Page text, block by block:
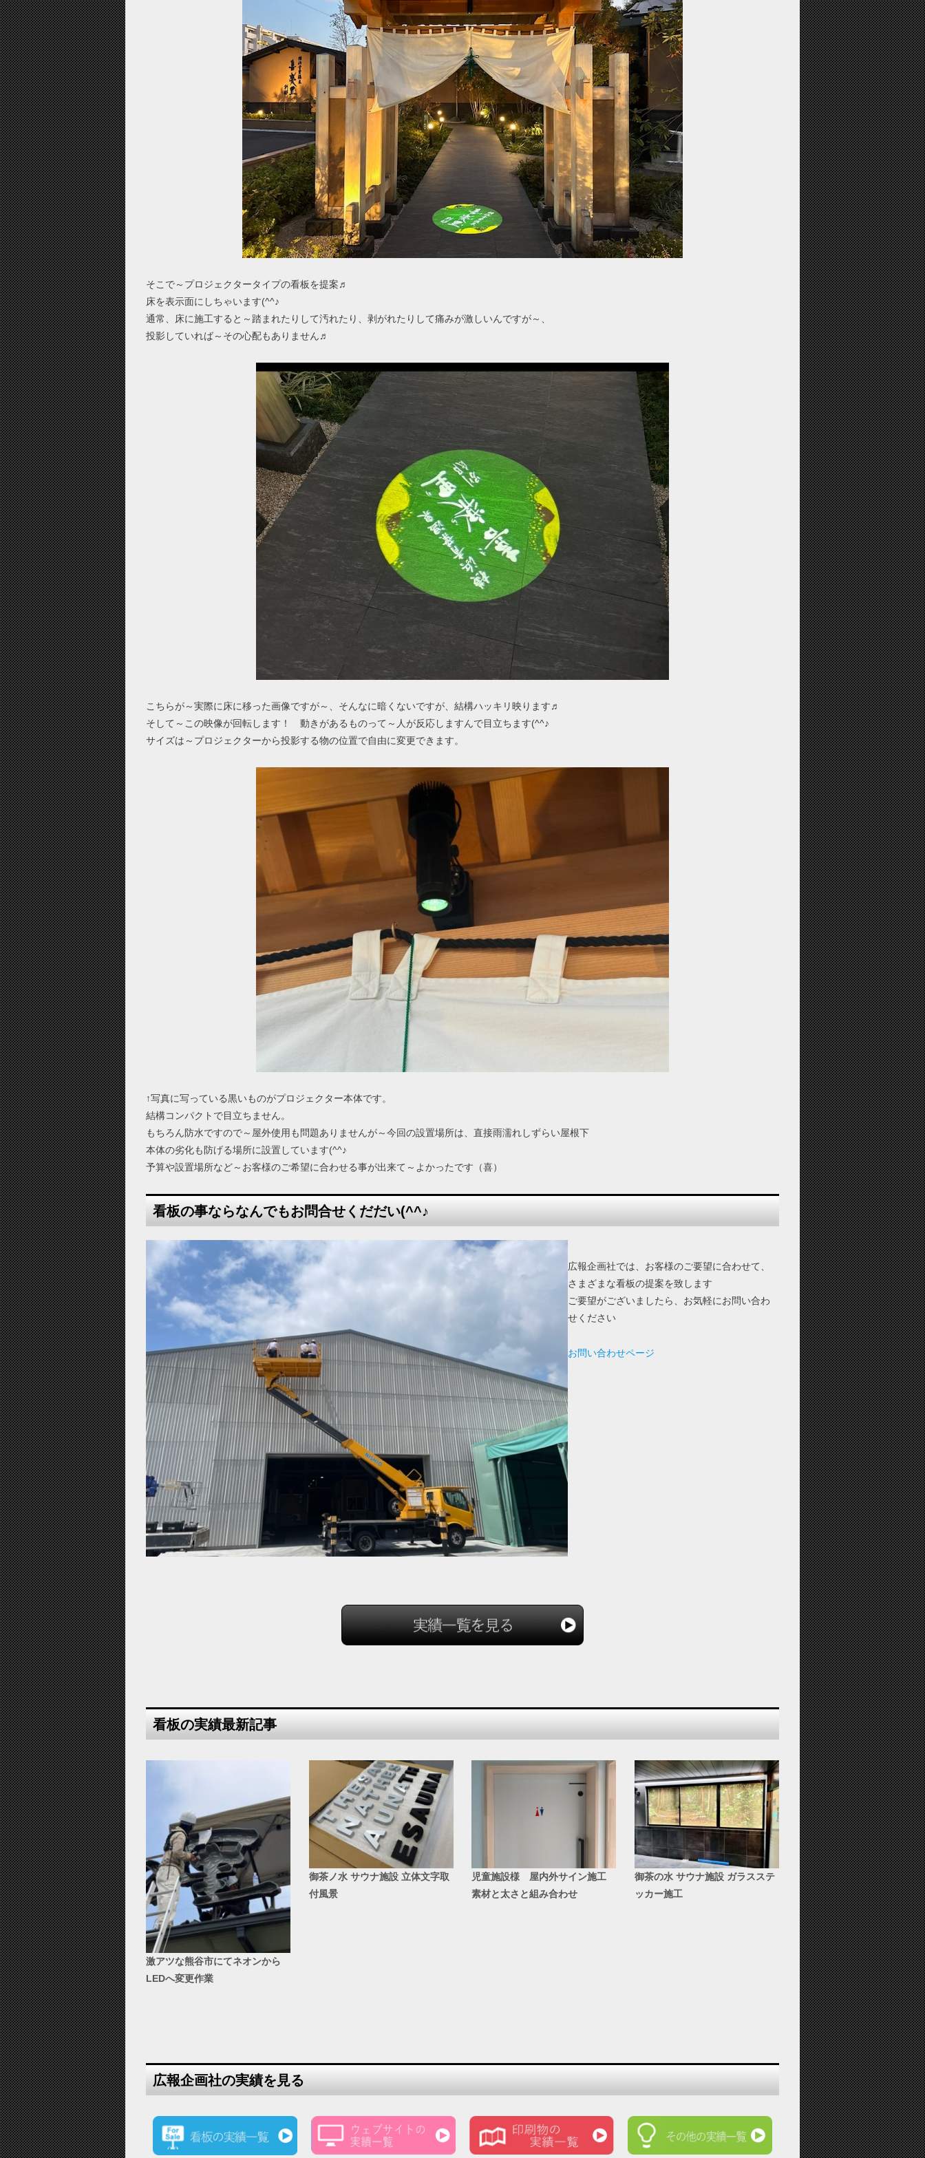
そこで～プロジェクタータイプの看板を提案♬
床を表示面にしちゃいます(^^♪
通常、床に施工すると～踏まれたりして汚れたり、剥がれたりして痛みが激しいんですが～、
投影していれば～その心配もありません♬
こちらが～実際に床に移った画像ですが～、そんなに暗くないですが、結構ハッキリ映ります♬
そして～この映像が回転します！ 動きがあるものって～人が反応しますんで目立ちます(^^♪
サイズは～プロジェクターから投影する物の位置で自由に変更できます。
↑写真に写っている黒いものがプロジェクター本体です。
結構コンパクトで目立ちません。
もちろん防水ですので～屋外使用も問題ありませんが～今回の設置場所は、直接雨濡れしずらい屋根下
本体の劣化も防げる場所に設置しています(^^♪
予算や設置場所など～お客様のご希望に合わせる事が出来て～よかったです（喜）
看板の事ならなんでもお問合せくだだい(^^♪
広報企画社では、お客様のご要望に合わせて、
さまざまな看板の提案を致します
ご要望がございましたら、お気軽にお問い合わ
せください
お問い合わせページ
看板の実績最新記事
激アツな熊谷市にてネオンから
LEDへ変更作業
御茶ノ水 サウナ施設 立体文字取
付風景
児童施設様 屋内外サイン施工
素材と太さと組み合わせ
御茶の水 サウナ施設 ガラスステ
ッカー施工
広報企画社の実績を見る